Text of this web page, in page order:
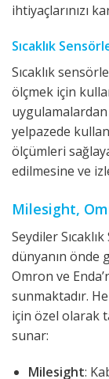
ihtiyaçlarınızı
Sıcaklık
Sıcaklık
ölçmek için
yelpazede
ölçümleri
edilmesine ve
Milesight,
Seydiler
dünyanın önde
Omron ve
sunmaktadır.
için özel olarak
sunar:
Milesight: